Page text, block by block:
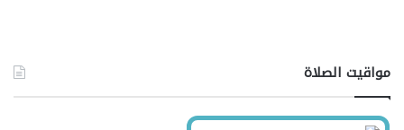
مواقيت الصلاة